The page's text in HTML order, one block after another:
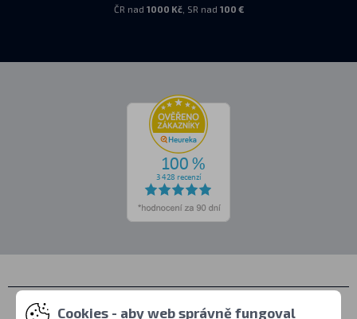
ČR nad 1000 Kč, SR nad 100 €
KontaktyCookies - aby web správně fungoval